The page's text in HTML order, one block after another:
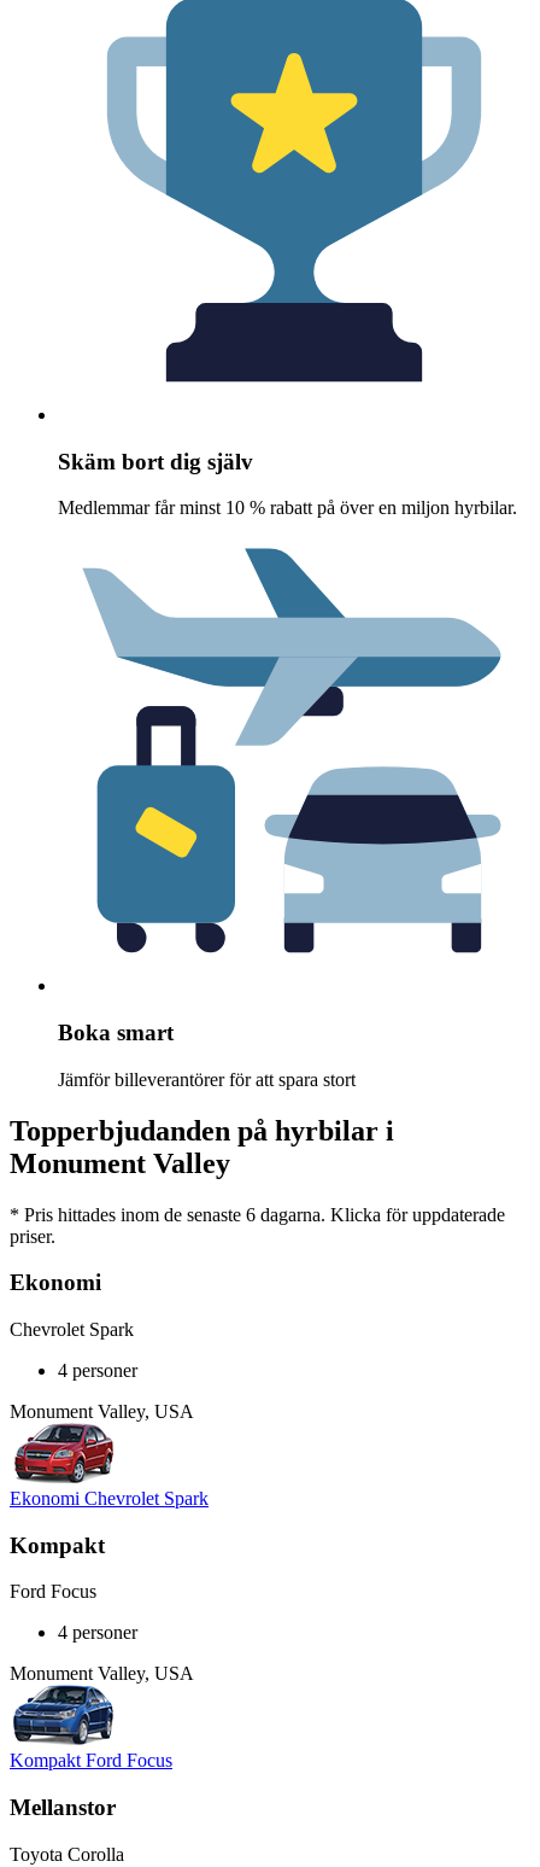
Skäm bort dig själv
Medlemmar får minst 10 % rabatt på över en miljon hyrbilar.
Boka smart
Jämför billeverantörer för att spara stort
Topperbjudanden på hyrbilar i
Monument Valley
* Pris hittades inom de senaste 6 dagarna. Klicka för uppdaterade
priser.
Ekonomi
Chevrolet Spark
4 personer
Monument Valley, USA
Ekonomi Chevrolet Spark
Kompakt
Ford Focus
4 personer
Monument Valley, USA
Kompakt Ford Focus
Mellanstor
Toyota Corolla